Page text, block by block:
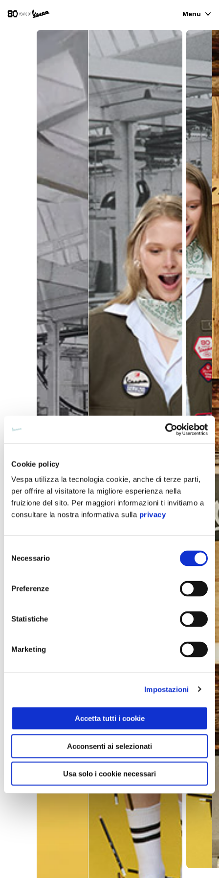
Cookie policy
Vespa utilizza la tecnologia cookie, anche di terze parti,
per offrire al visitatore la migliore esperienza nella
fruizione del sito. Per maggiori informazioni ti invitiamo a
consultare la nostra informativa sulla privacy
delNecessario
Preferenze
Statistiche
Marketing
Impostazioni
Accetta tutti i cookie
Acconsenti ai selezionati
Usa solo i cookie necessari
Menu
GAMMA VEICOLI
ABBIGLIAMENTO E LIFESTYLE
ESPERIENZE
CONCEPT STORE
Vespa